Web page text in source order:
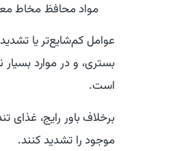
مواد محافظ مخاط
عوامل کم‌شایع‌تر یا
بستری، و در موارد
است.
برخلاف باور رایج، غذای
موجود را تشدید کنند.